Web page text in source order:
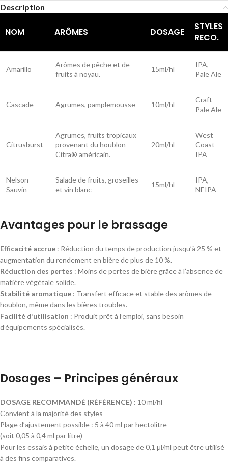
Description
NOM ARÔMES DOSAGE
STYLES
RECO.
Amarillo
Arômes de pêche et de
fruits à noyau.
15ml/hl
IPA,
Pale Ale
Cascade Agrumes, pamplemousse 10ml/hl
Craft
Pale Ale
Citrusburst
Agrumes, fruits tropicaux
provenant du houblon
Citra® américain.
20ml/hl
West
Coast
IPA
Nelson
Sauvin
Salade de fruits, groseilles
et vin blanc
15ml/hl
IPA,
NEIPA
Avantages pour le brassage
Efficacité accrue : Réduction du temps de production jusqu’à 25 % et
augmentation du rendement en bière de plus de 10 %.
Réduction des pertes : Moins de pertes de bière grâce à l’absence de
matière végétale solide.
Stabilité aromatique : Transfert efficace et stable des arômes de
houblon, même dans les bières troubles.
Facilité d’utilisation : Produit prêt à l’emploi, sans besoin
d’équipements spécialisés.
Dosages – Principes généraux
DOSAGE RECOMMANDÉ (RÉFÉRENCE) : 10 ml/hl
Convient à la majorité des styles
Plage d’ajustement possible : 5 à 40 ml par hectolitre
(soit 0,05 à 0,4 ml par litre)
Pour les essais à petite échelle, un dosage de 0,1 μl/ml peut être utilisé
à des fins comparatives.